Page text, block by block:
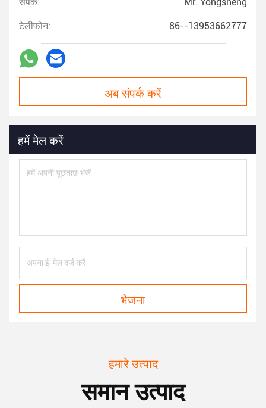
टेलीफोन: 86--13953662777
अब संपर्क करें
हमें मेल करें
भेजना
हमारे उत्पाद
समान उत्पाद